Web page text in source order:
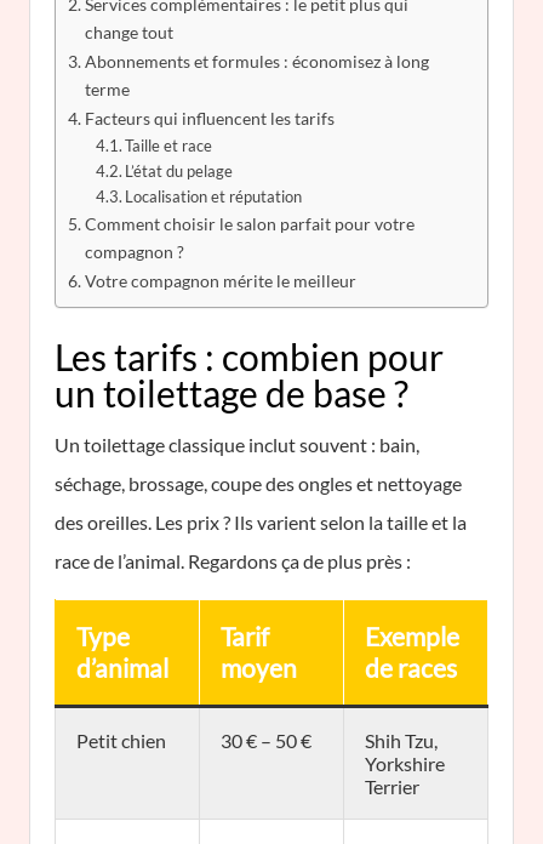
Services complémentaires : le petit plus qui
change tout
Abonnements et formules : économisez à long
terme
Facteurs qui influencent les tarifs
Taille et race
L’état du pelage
Localisation et réputation
Comment choisir le salon parfait pour votre
compagnon ?
Votre compagnon mérite le meilleur
Les tarifs : combien pour
un toilettage de base ?
Un toilettage classique inclut souvent : bain,
séchage, brossage, coupe des ongles et nettoyage
des oreilles. Les prix ? Ils varient selon la taille et la
race de l’animal. Regardons ça de plus près :
Type
d’animal
Tarif
moyen
Exemple
de races
Petit chien 30 € – 50 €
Shih Tzu,
Yorkshire
Terrier